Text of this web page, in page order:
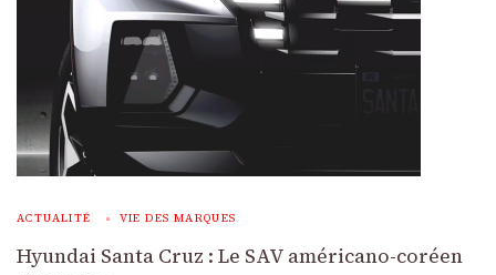
ACTUALITÉ VIE DES MARQUES
Hyundai Santa Cruz : Le SAV américano-coréen